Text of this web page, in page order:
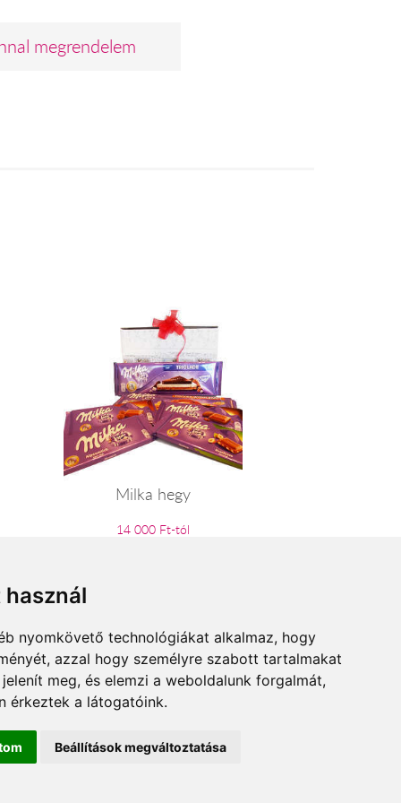
nyomkövető technológiákat alkalmaz, hogy
azzal hogy személyre szabott tartalmakat
meg, és elemzi a weboldalunk forgalmát,
érkeztek a látogatóink.
Beállítások megváltoztatása
megrendelem
Milka hegy
14 000 Ft-tól